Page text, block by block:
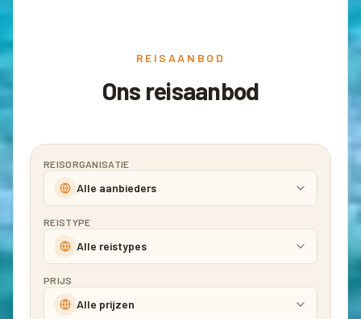
REISAANBOD
Ons reisaanbod
REISORGANISATIE
Alle aanbieders
REISTYPE
Alle reistypes
PRIJS
Alle prijzen